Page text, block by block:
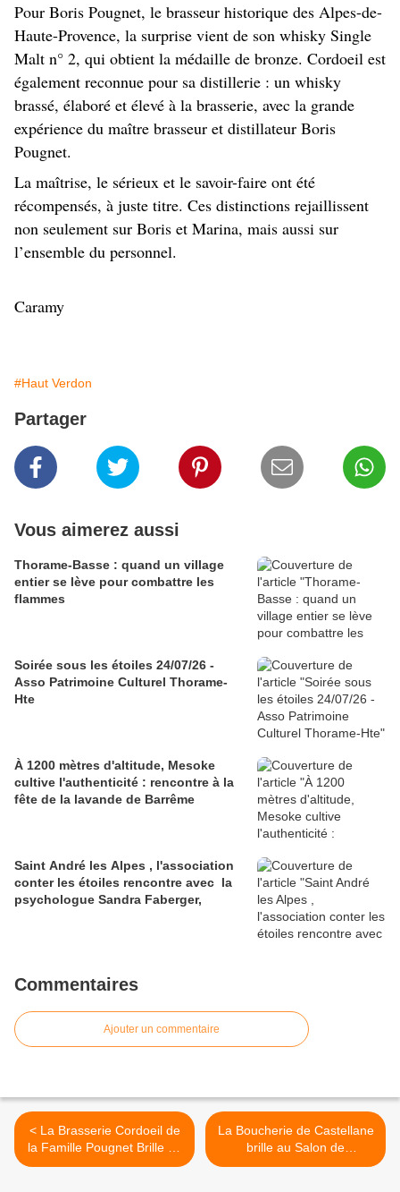
Pour Boris Pougnet, le brasseur historique des Alpes-de-
Haute-Provence, la surprise vient de son whisky Single
Malt n° 2, qui obtient la médaille de bronze. Cordoeil est
également reconnue pour sa distillerie : un whisky
brassé, élaboré et élevé à la brasserie, avec la grande
expérience du maître brasseur et distillateur Boris
Pougnet.
La maîtrise, le sérieux et le savoir-faire ont été
récompensés, à juste titre. Ces distinctions rejaillissent
non seulement sur Boris et Marina, mais aussi sur
l’ensemble du personnel.
Caramy
#Haut Verdon
Partager
Vous aimerez aussi
Thorame-Basse : quand un village
entier se lève pour combattre les
flammes
Soirée sous les étoiles 24/07/26 -
Asso Patrimoine Culturel Thorame-
Hte
À 1200 mètres d'altitude, Mesoke
cultive l'authenticité : rencontre à la
fête de la lavande de Barrême
Saint André les Alpes , l'association
conter les étoiles rencontre avec la
psychologue Sandra Faberger,
Commentaires
Ajouter un commentaire
< La Brasserie Cordoeil de
la Famille Pougnet Brille au
Salon de l’Agriculture 2026
La Boucherie de Castellane
brille au Salon de
l’Agriculture 2026 : >